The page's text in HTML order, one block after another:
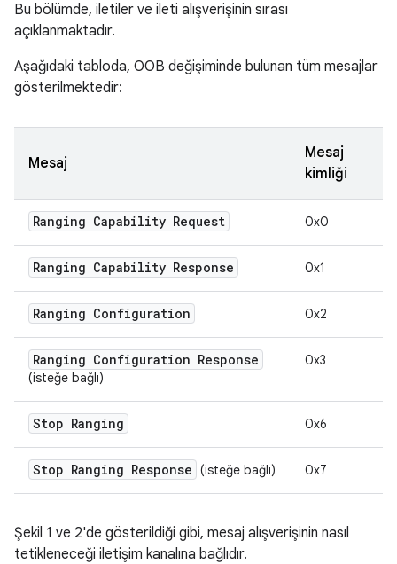
Bu bölümde, iletiler ve ileti alışverişinin sırası
açıklanmaktadır.
Aşağıdaki tabloda, OOB değişiminde bulunan tüm mesajlar
gösterilmektedir:
Mesaj
Mesaj
kimliği
Ranging Capability Request 0x0
Ranging Capability Response 0x1
Ranging Configuration 0x2
Ranging Configuration Response
(isteğe bağlı)
0x3
Stop Ranging 0x6
Stop Ranging Response (isteğe bağlı) 0x7
Şekil 1 ve 2'de gösterildiği gibi, mesaj alışverişinin nasıl
tetikleneceği iletişim kanalına bağlıdır.